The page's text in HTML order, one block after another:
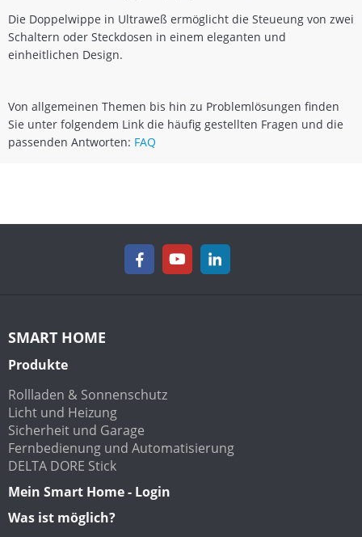
Die Doppelwippe in Ultraweß ermöglicht die Steueung von zwei
Schaltern oder Steckdosen in einem eleganten und
einheitlichen Design.
Von allgemeinen Themen bis hin zu Problemlösungen finden
Sie unter folgendem Link die häufig gestellten Fragen und die
passenden Antworten: FAQ
SMART HOME
Produkte
Rollladen & Sonnenschutz
Licht und Heizung
Sicherheit und Garage
Fernbedienung und Automatisierung
DELTA DORE Stick
Mein Smart Home - Login
Was ist möglich?